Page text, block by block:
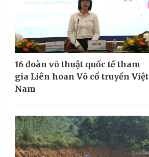
16 đoàn võ thuật quốc tế tham
gia Liên hoan Võ cổ truyền Việt
Nam